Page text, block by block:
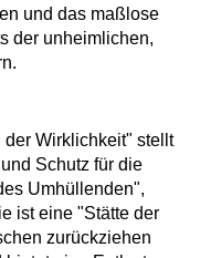
und das maßlose
der unheimlichen,
Wirklichkeit" stellt
Schutz für die
Umhüllenden",
ist eine "Stätte der
zurückziehen